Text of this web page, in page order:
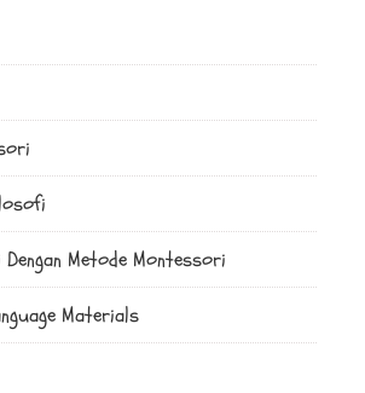
Dengan Metode Montessori
Materials